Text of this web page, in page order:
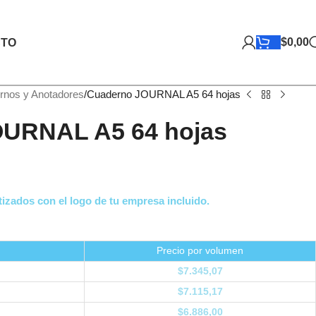
$0,00
y Anotadores Cuaderno JOURNAL A5 64 hojas
A5 64 hojas
con el logo de tu empresa incluido.
Precio por volumen
$7.345,07
$7.115,17
$6.886,00